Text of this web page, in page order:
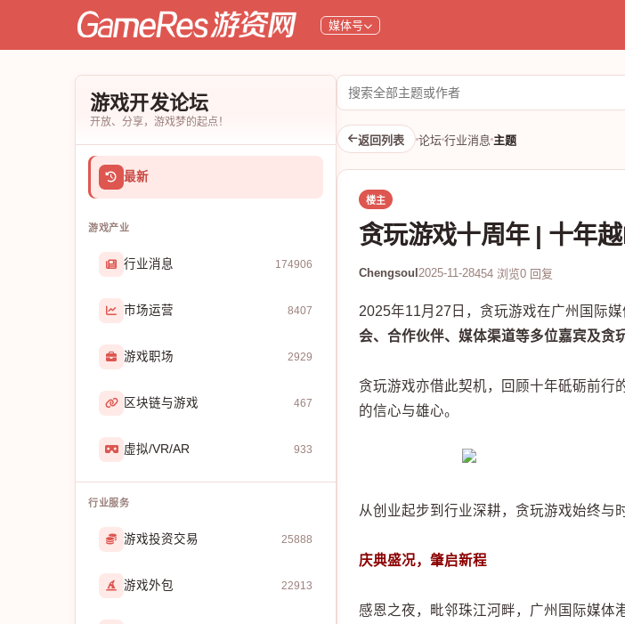
媒体号
游戏开发论坛
开放、分享，游戏梦的起点！
最新
游戏产业
行业消息 174906
市场运营 8407
游戏职场 2929
区块链与游戏 467
虚拟/VR/AR 933
行业服务
游戏投资交易 25888
游戏外包 22913
搜
索
论
坛
返回列表 论坛 行业消息 主题
楼主
贪玩游戏十周年 | 十年
Chengsoul 2025-11-28454 浏览0 回复
2025年11月27日，贪玩游戏在广州国际媒
会、合作伙伴、媒体渠道等多位嘉宾及贪
贪玩游戏亦借此契机，回顾十年砥砺前行
的信心与雄心。
从创业起步到行业深耕，贪玩游戏始终与
庆典盛况，肇启新程
感恩之夜，毗邻珠江河畔，广州国际媒体